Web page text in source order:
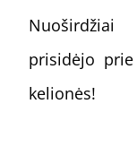
prisidėjo
kelionės!